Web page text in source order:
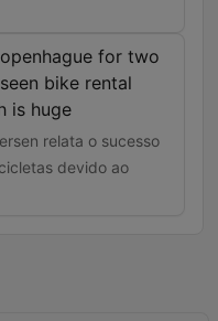
for two
bike rental
is huge
relata o sucesso
devido ao